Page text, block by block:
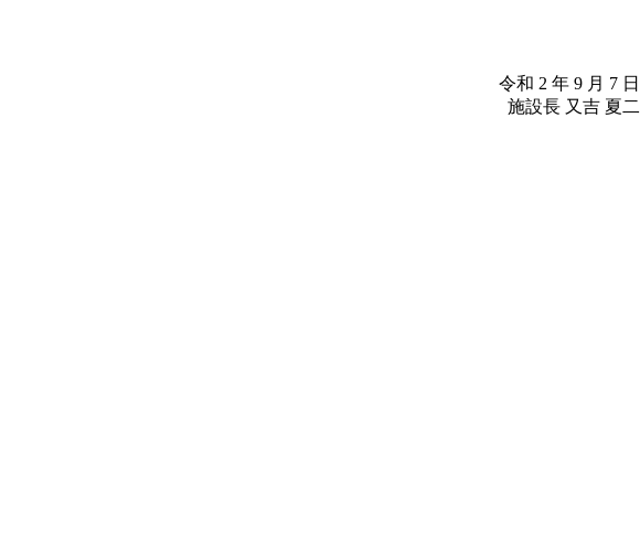
令和 2 年 9 月 7 日
施設長 又吉 夏二